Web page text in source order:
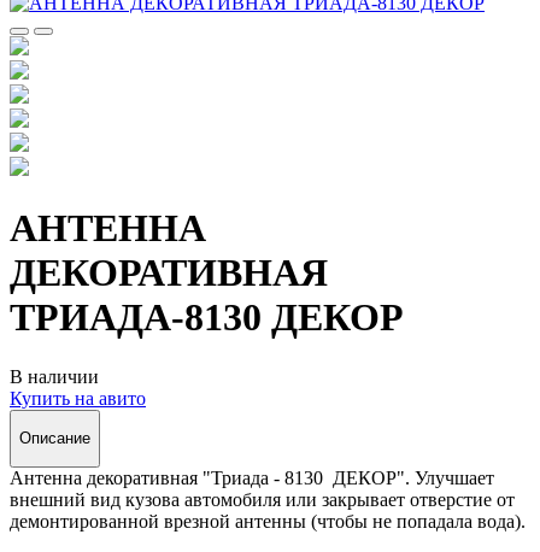
АНТЕННА
ДЕКОРАТИВНАЯ
ТРИАДА-8130 ДЕКОР
В наличии
Купить на авито
Описание
Антенна декоративная "Триада - 8130 ДЕКОР". Улучшает
внешний вид кузова автомобиля или закрывает отверстие от
демонтированной врезной антенны (чтобы не попадала вода).